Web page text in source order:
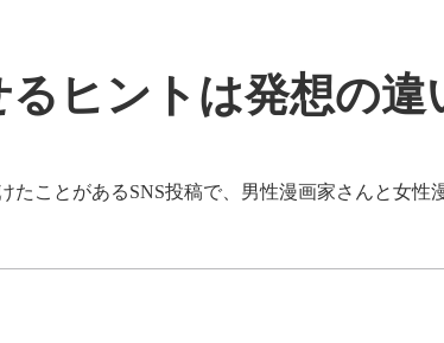
ヒントは発想の違
たことがあるSNS投稿で、男性漫画家さんと女